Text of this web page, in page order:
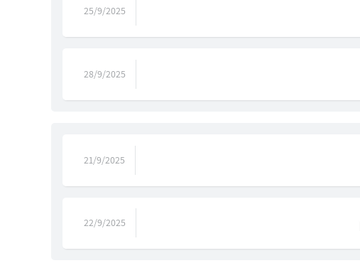
25/9/2025
28/9/2025
21/9/2025
22/9/2025